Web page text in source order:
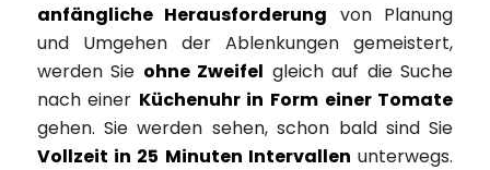
anfängliche Herausforderung von Planung
und Umgehen der Ablenkungen gemeistert,
werden Sie ohne Zweifel gleich auf die Suche
nach einer Küchenuhr in Form einer Tomate
gehen. Sie werden sehen, schon bald sind Sie
Vollzeit in 25 Minuten Intervallen unterwegs.